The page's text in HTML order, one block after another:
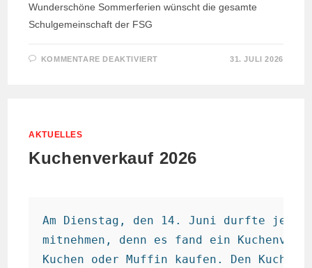
Wunderschöne Sommerferien wünscht die gesamte
Schulgemeinschaft der FSG
KOMMENTARE DEAKTIVIERT 31. JULI 2026
AKTUELLES
Kuchenverkauf 2026
Am Dienstag, den 14. Juni durfte
mitnehmen, denn es fand ein
Kuchen oder Muffin kaufen. Den